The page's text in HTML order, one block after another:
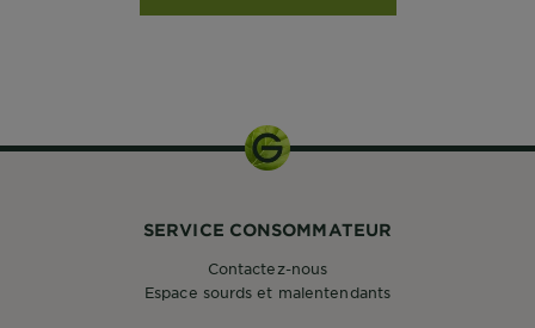
SERVICE CONSOMMATEUR
Contactez-nous
Espace sourds et malentendants